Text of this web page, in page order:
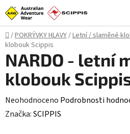
Přejít
na
obsah
Domů
/POKRÝVKY HLAVY/Letní / slaměné
klobouk Scippis
NARDO - letní
klobouk
Průměrné
hodnocení
Neohodnoceno Podrobnosti
Značka:SCIPPIS